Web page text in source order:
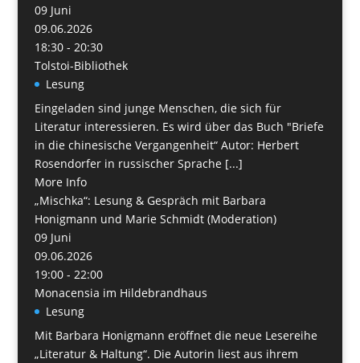
09 Juni
09.06.2026
18:30 - 20:30
Tolstoi-Bibliothek
Lesung
Eingeladen sind junge Menschen, die sich für
Literatur interessieren. Es wird über das Buch "Briefe
in die chinesische Vergangenheit“ Autor: Herbert
Rosendorfer in russischer Sprache [...]
More Info
„Mischka“: Lesung & Gespräch mit Barbara
Honigmann und Marie Schmidt (Moderation)
09 Juni
09.06.2026
19:00 - 22:00
Monacensia im Hildebrandhaus
Lesung
Mit Barbara Honigmann eröffnet die neue Lesereihe
„Literatur & Haltung“. Die Autorin liest aus ihrem